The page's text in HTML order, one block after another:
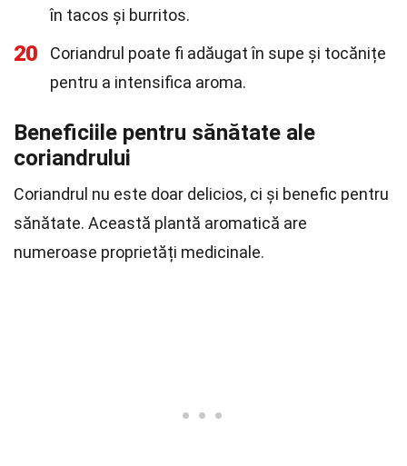
în tacos și burritos.
20
Coriandrul poate fi adăugat în supe și tocănițe
pentru a intensifica aroma.
Beneficiile pentru sănătate ale
coriandrului
Coriandrul nu este doar delicios, ci și benefic pentru
sănătate. Această plantă aromatică are
numeroase proprietăți medicinale.